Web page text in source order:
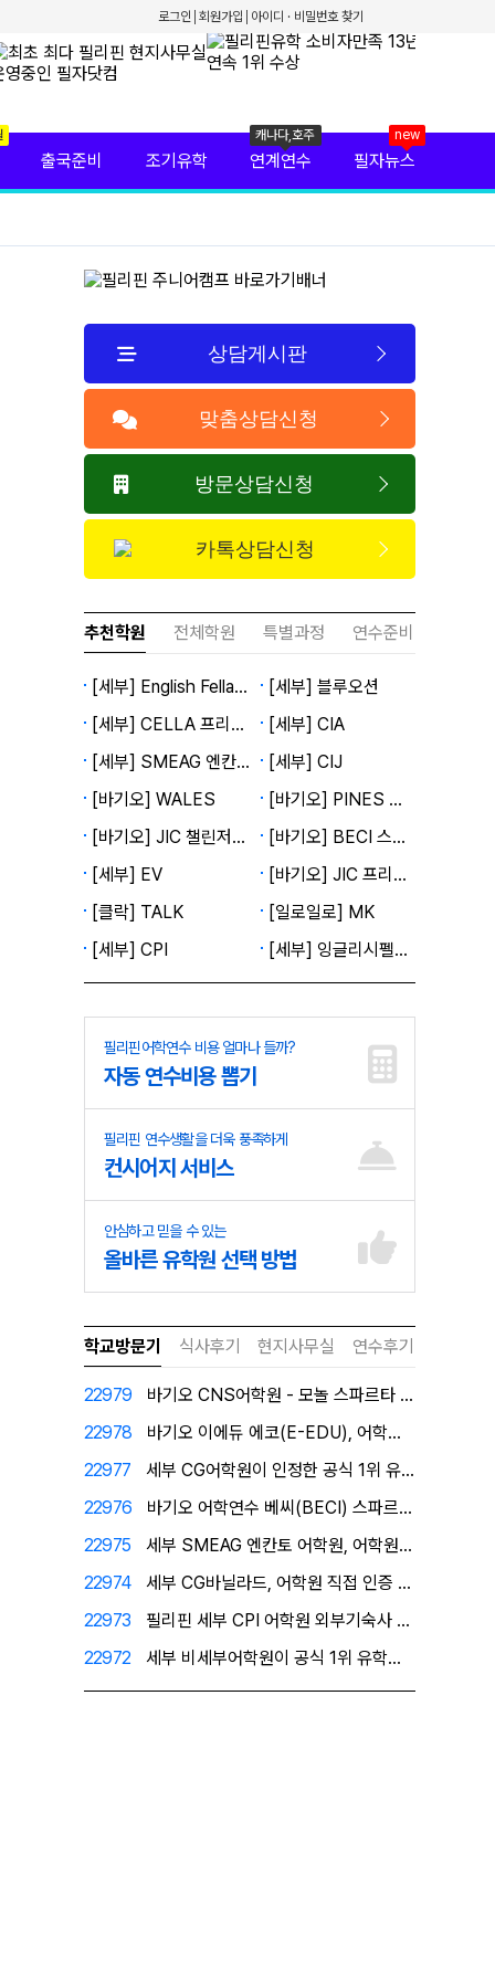
로그인 회원가입 아이디 · 비밀번호 찾기
출국준비 조기유학
캐나다,호주
연계연수
new
필자뉴스
상담게시판
맞춤상담신청
방문상담신청
카톡상담신청
추천학원 전체학원 특별과정 연수준비
[세부] English Fella 2캠퍼스
[세부] 블루오션
[세부] CELLA 프리미엄캠퍼스
[세부] CIA
[세부] SMEAG 엔칸토캠퍼스
[세부] CIJ
[바기오] WALES
[바기오] PINES 메인캠퍼스
[바기오] JIC 챌린저캠퍼스
[바기오] BECI 스파르타캠퍼스
[세부] EV
[바기오] JIC 프리미엄캠퍼스
[클락] TALK
[일로일로] MK
[세부] CPI
[세부] 잉글리시펠라 1캠퍼스
필리핀어학연수 비용 얼마나 들까?
자동 연수비용 뽑기
필리핀 연수생활을 더욱 풍족하게
컨시어지 서비스
안심하고 믿을 수 있는
올바른 유학원 선택 방법
학교방문기 식사후기 현지사무실 연수후기
22979
바기오 CNS어학원 - 모놀 스파르타 캠퍼스로 탈바꿈!
22978
바기오 이에듀 에코(E-EDU), 어학원이 직접 인증한…
22977
세부 CG어학원이 인정한 공식 1위 유학원 필자닷컴에서…
22976
바기오 어학연수 베씨(BECI) 스파르타 공식 1위유학…
22975
세부 SMEAG 엔칸토 어학원, 어학원이 직접 인증한 …
22974
세부 CG바닐라드, 어학원 직접 인증 공식 1위 유학원…
22973
필리핀 세부 CPI 어학원 외부기숙사 - 프리미엄 레지…
22972
세부 비세부어학원이 공식 1위 유학원으로 인정한 필자닷…